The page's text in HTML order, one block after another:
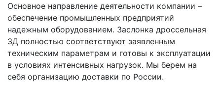
Основное направление деятельности компании –
обеспечение промышленных предприятий
надежным оборудованием. Заслонка дроссельная
ЗД полностью соответствуют заявленным
техническим параметрам и готовы к эксплуатации
в условиях интенсивных нагрузок. Мы берем на
себя организацию доставки по России.